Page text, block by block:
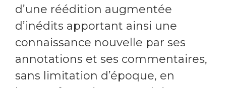
d’une réédition augmentée
d’inédits apportant ainsi une
connaissance nouvelle par ses
annotations et ses commentaires,
sans limitation d’époque, en